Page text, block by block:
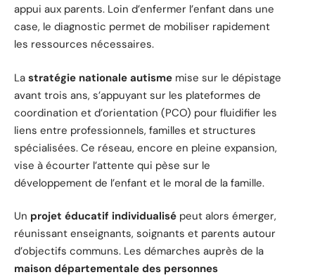
appui aux parents. Loin d’enfermer l’enfant dans une
case, le diagnostic permet de mobiliser rapidement
les ressources nécessaires.
La stratégie nationale autisme mise sur le dépistage
avant trois ans, s’appuyant sur les plateformes de
coordination et d’orientation (PCO) pour fluidifier les
liens entre professionnels, familles et structures
spécialisées. Ce réseau, encore en pleine expansion,
vise à écourter l’attente qui pèse sur le
développement de l’enfant et le moral de la famille.
Un projet éducatif individualisé peut alors émerger,
réunissant enseignants, soignants et parents autour
d’objectifs communs. Les démarches auprès de la
maison départementale des personnes